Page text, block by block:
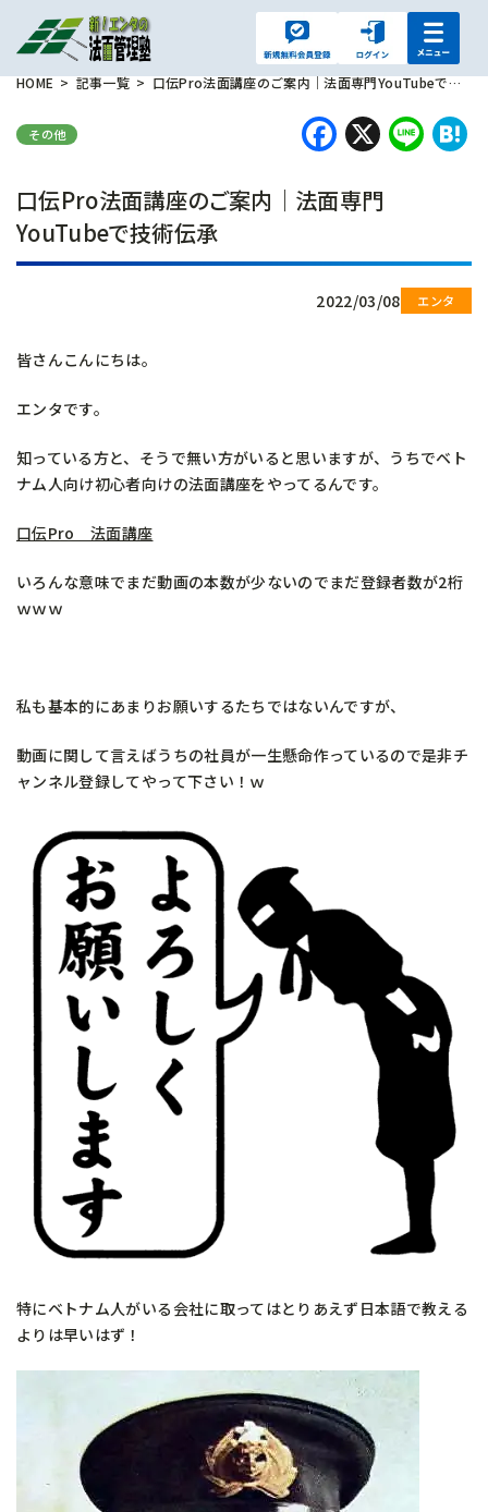
HOME 記事一覧 口伝Pro法面講座のご案内｜法面専門YouTubeで技術伝承
その他 X
口伝Pro法面講座のご案内｜法面専門
YouTubeで技術伝承
2022/03/08
皆さんこんにちは。
エンタです。
知っている方と、そうで無い方がいると思いますが、うちでベト
ナム人向け初心者向けの法面講座をやってるんです。
口伝Pro 法面講座
いろんな意味でまだ動画の本数が少ないのでまだ登録者数が2桁
ｗｗｗ
私も基本的にあまりお願いするたちではないんですが、
動画に関して言えばうちの社員が一生懸命作っているので是非チ
ャンネル登録してやって下さい！ｗ
特にベトナム人がいる会社に取ってはとりあえず日本語で教える
よりは早いはず！